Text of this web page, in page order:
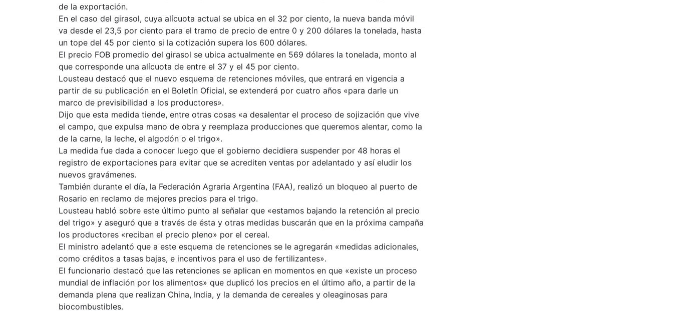
de la exportación.
En el caso del girasol, cuya alícuota actual se ubica en el 32 por ciento, la nueva banda móvil
va desde el 23,5 por ciento para el tramo de precio de entre 0 y 200 dólares la tonelada, hasta
un tope del 45 por ciento si la cotización supera los 600 dólares.
El precio FOB promedio del girasol se ubica actualmente en 569 dólares la tonelada, monto al
que corresponde una alícuota de entre el 37 y el 45 por ciento.
Lousteau destacó que el nuevo esquema de retenciones móviles, que entrará en vigencia a
partir de su publicación en el Boletín Oficial, se extenderá por cuatro años «para darle un
marco de previsibilidad a los productores».
Dijo que esta medida tiende, entre otras cosas «a desalentar el proceso de sojización que vive
el campo, que expulsa mano de obra y reemplaza producciones que queremos alentar, como la
de la carne, la leche, el algodón o el trigo».
La medida fue dada a conocer luego que el gobierno decidiera suspender por 48 horas el
registro de exportaciones para evitar que se acrediten ventas por adelantado y así eludir los
nuevos gravámenes.
También durante el día, la Federación Agraria Argentina (FAA), realizó un bloqueo al puerto de
Rosario en reclamo de mejores precios para el trigo.
Lousteau habló sobre este último punto al señalar que «estamos bajando la retención al precio
del trigo» y aseguró que a través de ésta y otras medidas buscarán que en la próxima campaña
los productores «reciban el precio pleno» por el cereal.
El ministro adelantó que a este esquema de retenciones se le agregarán «medidas adicionales,
como créditos a tasas bajas, e incentivos para el uso de fertilizantes».
El funcionario destacó que las retenciones se aplican en momentos en que «existe un proceso
mundial de inflación por los alimentos» que duplicó los precios en el último año, a partir de la
demanda plena que realizan China, India, y la demanda de cereales y oleaginosas para
biocombustibles.